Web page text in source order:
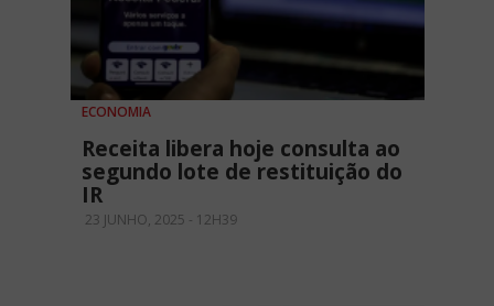
ECONOMIA
Receita libera hoje consulta ao
segundo lote de restituição do
IR
23 JUNHO, 2025 - 12H39